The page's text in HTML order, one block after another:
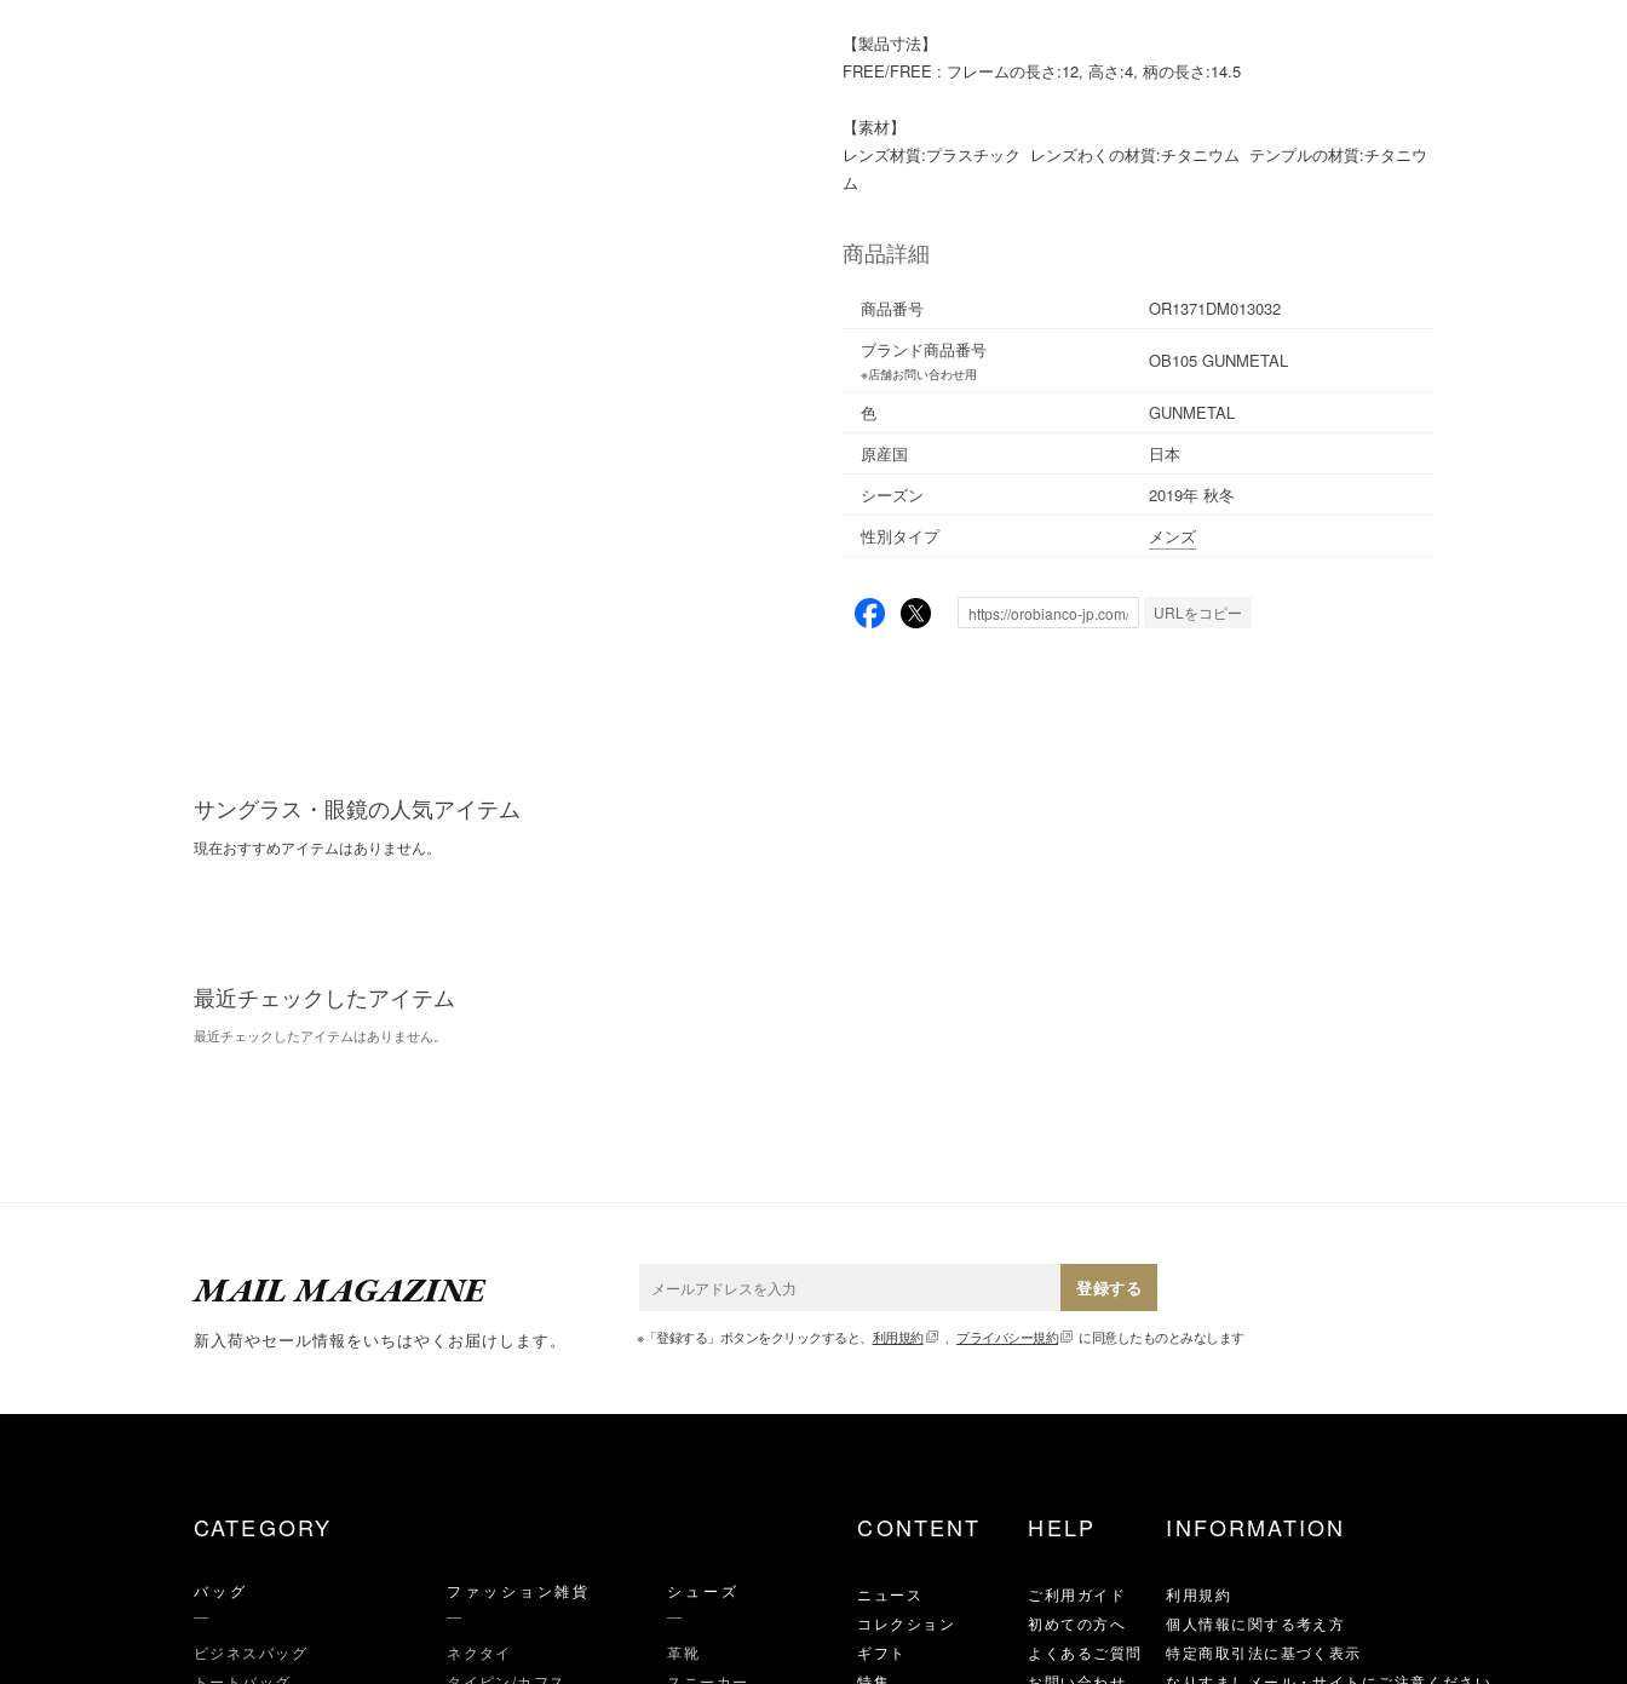
【製品寸法】
FREE/FREE : フレームの長さ:12, 高さ:4, 柄の長さ:14.5
【素材】
レンズ材質:プラスチック レンズわくの材質:チタニウム テンプルの材質:チタニウ
ム
商品詳細
商品番号
OR1371DM013032
ブランド商品番号
※店舗お問い合わせ用
OB105 GUNMETAL
色
GUNMETAL
原産国
日本
シーズン
2019年 秋冬
性別タイプ
メンズ
URLをコピー
サングラス・眼鏡の人気アイテム
現在おすすめアイテムはありません。
最近チェックしたアイテム
最近チェックしたアイテムはありません。
MAIL MAGAZINE
新入荷やセール情報をいちはやくお届けします。
登録する
※「登録する」ボタンをクリックすると、 利用規約 、 プライバシー規約 に同意したものとみなします
CATEGORY
バッグ
ビジネスバッグ
ファッション雑貨
ネクタイ
シューズ
革靴
CONTENT
ニュース
コレクション
ギフト
HELP
ご利用ガイド
初めての方へ
よくあるご質問
INFORMATION
利用規約
個人情報に関する考え方
特定商取引法に基づく表示